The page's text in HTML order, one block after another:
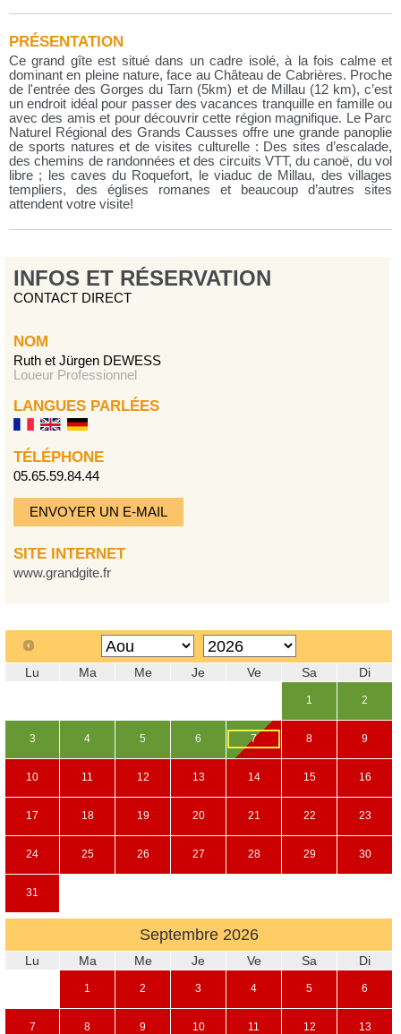
PRÉSENTATION
Ce grand gîte est situé dans un cadre isolé, à la fois calme et
dominant en pleine nature, face au Château de Cabrières. Proche
de l'entrée des Gorges du Tarn (5km) et de Millau (12 km), c’est
un endroit idéal pour passer des vacances tranquille en famille ou
avec des amis et pour découvrir cette région magnifique. Le Parc
Naturel Régional des Grands Causses offre une grande panoplie
de sports natures et de visites culturelle : Des sites d’escalade,
des chemins de randonnées et des circuits VTT, du canoë, du vol
libre ; les caves du Roquefort, le viaduc de Millau, des villages
templiers, des églises romanes et beaucoup d’autres sites
attendent votre visite!
INFOS ET RÉSERVATION
CONTACT DIRECT
NOM
Ruth et Jürgen DEWESS
Loueur Professionnel
LANGUES PARLÉES
TÉLÉPHONE
05.65.59.84.44
ENVOYER UN E-MAIL
SITE INTERNET
www.grandgite.fr
Lu Ma Me Je Ve Sa Di
1 2
3 4 5 6 7 8 9
10 11 12 13 14 15 16
17 18 19 20 21 22 23
24 25 26 27 28 29 30
31
Septembre 2026
Lu Ma Me Je Ve Sa Di
1 2 3 4 5 6
7 8 9 10 11 12 13